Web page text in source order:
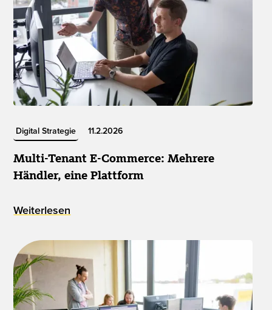
Digital Strategie 11.2.2026
Multi-Tenant E-Commerce: Mehrere
Händler, eine Plattform
Weiterlesen